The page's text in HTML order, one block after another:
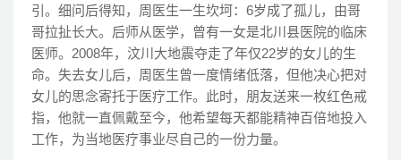
引。细问后得知，周医生一生坎坷：6岁成了孤儿，由哥
哥拉扯长大。后师从医学，曾有一女是北川县医院的临床
医师。2008年，汶川大地震夺走了年仅22岁的女儿的生
命。失去女儿后，周医生曾一度情绪低落，但他决心把对
女儿的思念寄托于医疗工作。此时，朋友送来一枚红色戒
指，他就一直佩戴至今，他希望每天都能精神百倍地投入
工作，为当地医疗事业尽自己的一份力量。